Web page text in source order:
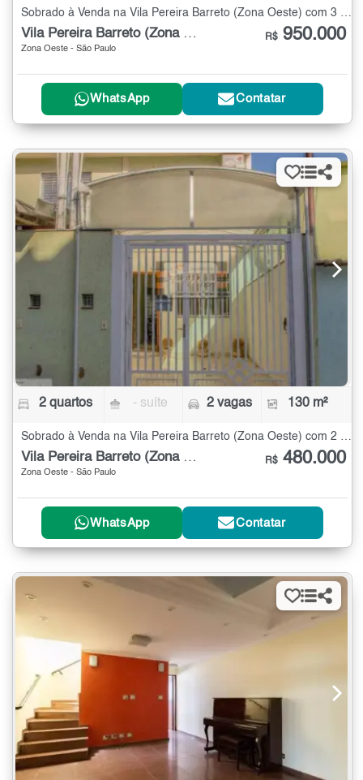
Vila Pereira Barreto (Zona Oeste)
Zona Oeste - São Paulo
R$ 950.000
WhatsApp Contatar
2 quartos - suíte 2 vagas 130 m²
Sobrado à Venda na Vila Pereira Barreto (Zona Oeste) com 2 quartos - 130 m²
Vila Pereira Barreto (Zona Oeste)
Zona Oeste - São Paulo
R$ 480.000
WhatsApp Contatar